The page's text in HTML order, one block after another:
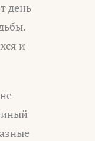
день
и